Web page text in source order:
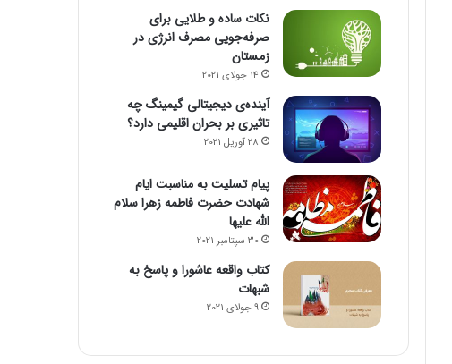
نکات ساده و طلایی برای
صرفه‌جویی مصرف انرژی در
زمستان
14 جولای 2021
آینده‌ی دیجیتالی گیمینگ چه
تاثیری بر بحران اقلیمی دارد؟
28 آوریل 2021
پیام تسلیت به مناسبت ایام
شهادت حضرت فاطمه زهرا سلام
الله علیها
30 سپتامبر 2021
کتاب واقعه عاشورا و پاسخ به
شبهات
9 جولای 2021